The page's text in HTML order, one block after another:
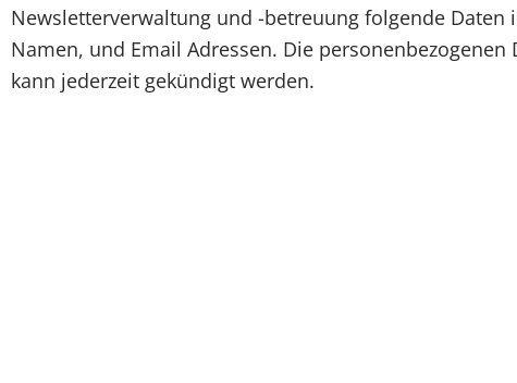
Newsletterverwaltung und -betreuung folgende
Namen, und Email Adressen. Die
kann jederzeit gekündigt werden.